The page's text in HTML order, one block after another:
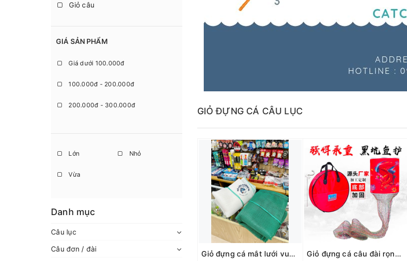
Giỏ câu
GIÁ SẢN PHẨM
Giá dưới 100.000đ
100.000đ - 200.000đ
200.000đ - 300.000đ
Lớn Nhỏ
Vừa
Danh mục
Câu lục
Câu đơn / đài
GIỎ ĐỰNG CÁ CÂU LỤC
Giỏ đựng cá mắt lưới vuông đáy liền Giỏ đựng cá câu đài rọng hạt